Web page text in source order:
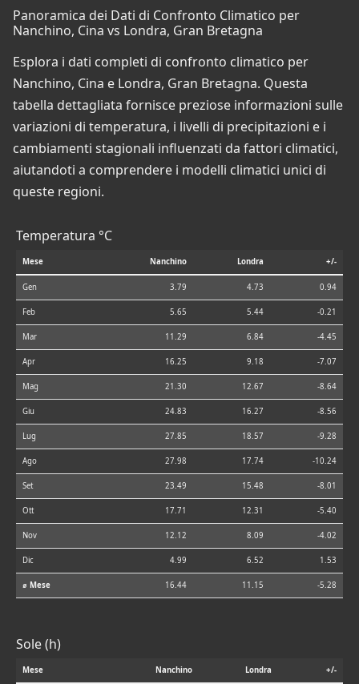
Panoramica dei Dati di Confronto Climatico per
Nanchino, Cina vs Londra, Gran Bretagna
Esplora i dati completi di confronto climatico per
Nanchino, Cina e Londra, Gran Bretagna. Questa
tabella dettagliata fornisce preziose informazioni sulle
variazioni di temperatura, i livelli di precipitazioni e i
cambiamenti stagionali influenzati da fattori climatici,
aiutandoti a comprendere i modelli climatici unici di
queste regioni.
Temperatura °C
Mese Nanchino Londra +/-
Gen 3.79 4.73 0.94
Feb 5.65 5.44 -0.21
Mar 11.29 6.84 -4.45
Apr 16.25 9.18 -7.07
Mag 21.30 12.67 -8.64
Giu 24.83 16.27 -8.56
Lug 27.85 18.57 -9.28
Ago 27.98 17.74 -10.24
Set 23.49 15.48 -8.01
Ott 17.71 12.31 -5.40
Nov 12.12 8.09 -4.02
Dic 4.99 6.52 1.53
⌀ Mese 16.44 11.15 -5.28
Sole (h)
Mese Nanchino Londra +/-